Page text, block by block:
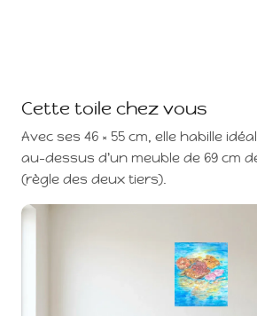
Cette toile chez vous
Avec ses 46 × 55 cm, elle habille
au-dessus d'un meuble de 69 cm
(règle des deux tiers).